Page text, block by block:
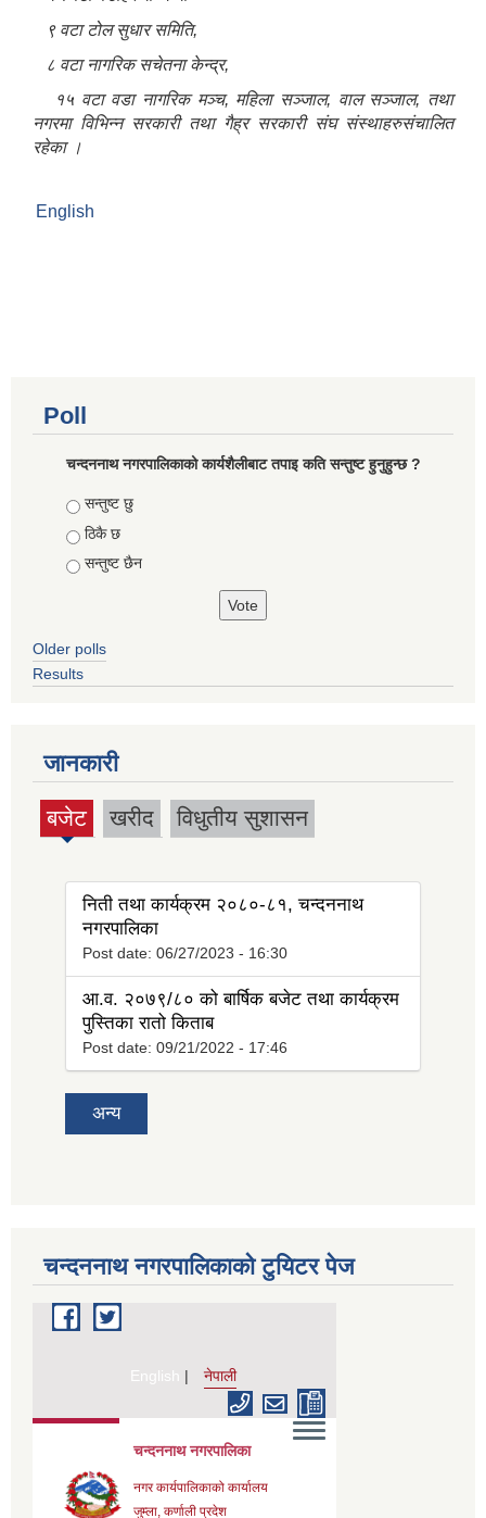
९ वटा टोल सुधार समिति,
८ वटा नागरिक सचेतना केन्द्र,
१५ वटा वडा नागरिक मञ्च, महिला सञ्जाल, वाल सञ्जाल, तथा
नगरमा विभिन्न सरकारी तथा गैह्र सरकारी संघ संस्थाहरुसंचालित
रहेका ।
English
Poll
चन्दननाथ नगरपालिकाको कार्यशैलीबाट तपाइ कति सन्तुष्ट हुनुहुन्छ ?
Choices
सन्तुष्ट छु
ठिकै छ
सन्तुष्ट छैन
Older polls
Results
जानकारी
बजेट
(active
खरीद विधुतीय सुशासन
निती तथा कार्यक्रम २०८०-८१, चन्दननाथ
नगरपालिका
Post date: 06/27/2023 - 16:30
आ.व. २०७९/८० को बार्षिक बजेट तथा कार्यक्रम
पुस्तिका रातो किताब
Post date: 09/21/2022 - 17:46
अन्य
चन्दननाथ नगरपालिकाको टुयिटर पेज